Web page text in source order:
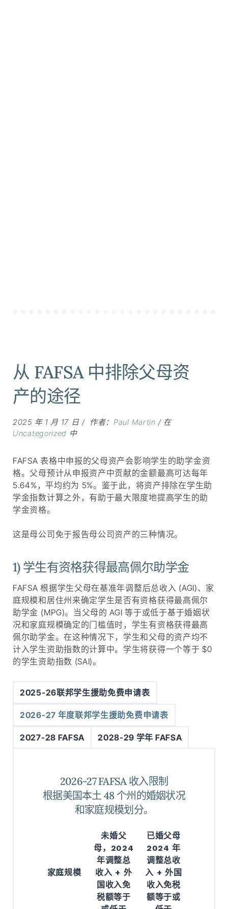
从 FAFSA 中排除父母资
产的途径
2025 年 1 月 17 日 作者：Paul Martin
在
Uncategorized 中
FAFSA 表格中申报的父母资产会影响学生的助学金资
格。父母预计从申报资产中贡献的金额最高可达每年
5.64%，平均约为 5%。鉴于此，将资产排除在学生助
学金指数计算之外，有助于最大限度地提高学生的助
学金资格。
这是母公司免于报告母公司资产的三种情况。
1) 学生有资格获得最高佩尔助学金
FAFSA 根据学生父母在基准年调整后总收入 (AGI)、家
庭规模和居住州来确定学生是否有资格获得最高佩尔
助学金 (MPG)。当父母的 AGI 等于或低于基于婚姻状
况和家庭规模确定的门槛值时，学生有资格获得最高
佩尔助学金。在这种情况下，学生和父母的资产均不
计入学生资助指数的计算中。学生将获得一个等于 $0
的学生资助指数 (SAI)。
2025-26联邦学生援助免费申请表
2026-27 年度联邦学生援助免费申请表
2027-28 FAFSA 2028-29 学年 FAFSA
2025-26 FAFSA 收入限制
美国本土 48 个州按婚姻状况和家
庭规模划分
家庭规模
2023 年
调整总收
入等于或
低于以下
水平的未
婚父母
2023 年
调整总收
入等于或
低于以下
水平的已
婚父母
2026-27 FAFSA 收入限制
根据美国本土 48 个州的婚姻状况
和家庭规模划分。
家庭规模
未婚父
母，2024
年调整总
收入 + 外
国收入免
税额等于
已婚父母
2024 年
调整总收
入 + 外国
收入免税
额等于或